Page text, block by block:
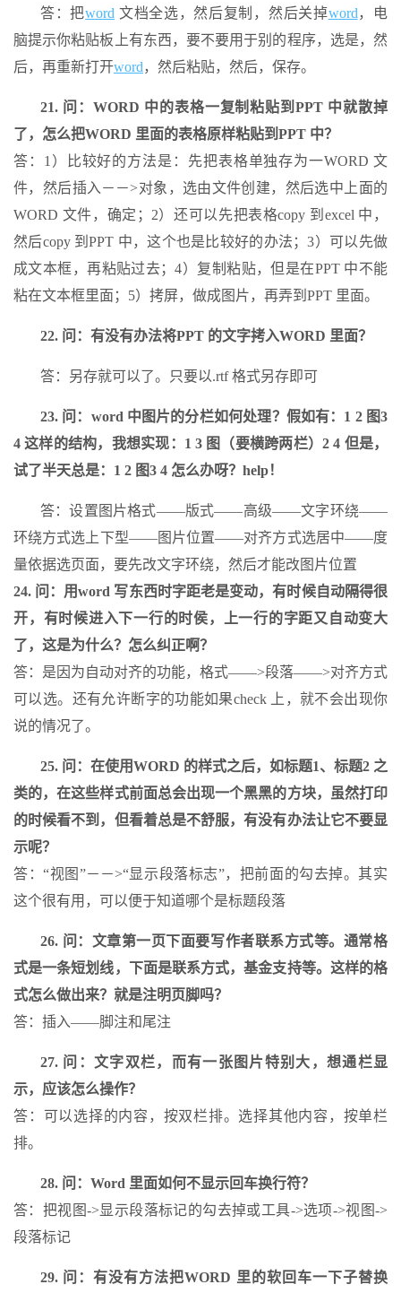
11. 问：如何将word 文档里的繁体字改为简化字？
答：工具―语言―中文简繁转换。
12. 问：怎样微调WORD 表格线？WORD 表格上下竖线不能对齐，用鼠标拖
答：选定上下两个单元格，然后指定其宽度就可以对齐了，再怎么拉都行
13. 问：怎样微调 word 表格线？我的 word 表格上下竖线不能对齐，用鼠
答：可以如下操作：●按住ctl 键还是shift，你have a try●double
14. 问：怎么把 word 文档里已经有的分页符去掉？
答：先在工具――> 选项―― 视图――> 格式标记，选中全部，然后就能够看
15. 问：Word 中下标的大小可以改的吗?
答：格式―字体
16. 问：Word 里怎么自动生成目录啊
答：用“格式>>样式和格式”编辑文章中的小标题，然后插入->索引和目录
答：可以自动生成的，插入索引目录。
18. 问：做目录的时候有什么办法时右边的页码对齐？比如： 1.1
答：画表格，然后把页码都放到一个格子里靠右或居中，然后让表格的线条
19. 问：怎样在 word 中将所有大写字母转为小写？比如一句全大写的转为
答：把word 文档全选，然后复制，然后关掉word，电
脑提示你粘贴板上有东西，要不要用于别的程序，选是，然
后，再重新打开word，然后粘贴，然后，保存。
21. 问：WORD 中的表格一复制粘贴到PPT 中就散掉
了，怎么把WORD 里面的表格原样粘贴到PPT 中？
答：1）比较好的方法是：先把表格单独存为一WORD 文
件，然后插入－－>对象，选由文件创建，然后选中上面的
WORD 文件，确定；2）还可以先把表格copy 到excel 中，
然后copy 到PPT 中，这个也是比较好的办法；3）可以先做
成文本框，再粘贴过去；4）复制粘贴，但是在PPT 中不能
粘在文本框里面；5）拷屏，做成图片，再弄到PPT 里面。
22. 问：有没有办法将PPT 的文字拷入WORD 里面？
答：另存就可以了。只要以.rtf 格式另存即可
23. 问：word 中图片的分栏如何处理？假如有：1 2 图3
4 这样的结构，我想实现：1 3 图（要横跨两栏）2 4 但是，
试了半天总是：1 2 图3 4 怎么办呀？help！
答：设置图片格式――版式――高级――文字环绕――
环绕方式选上下型――图片位置――对齐方式选居中――度
量依据选页面，要先改文字环绕，然后才能改图片位置
24. 问：用word 写东西时字距老是变动，有时候自动隔得很
开，有时候进入下一行的时侯，上一行的字距又自动变大
了，这是为什么？怎么纠正啊？
答：是因为自动对齐的功能，格式――>段落――>对齐方式
可以选。还有允许断字的功能如果check 上，就不会出现你
说的情况了。
25. 问：在使用WORD 的样式之后，如标题1、标题2 之
类的，在这些样式前面总会出现一个黑黑的方块，虽然打印
的时候看不到，但看着总是不舒服，有没有办法让它不要显
示呢？
答：“视图”－－>“显示段落标志”，把前面的勾去掉。其实
这个很有用，可以便于知道哪个是标题段落
26. 问：文章第一页下面要写作者联系方式等。通常格
式是一条短划线，下面是联系方式，基金支持等。这样的格
式怎么做出来？就是注明页脚吗？
答：插入――脚注和尾注
27. 问：文字双栏，而有一张图片特别大，想通栏显
示，应该怎么操作？
答：可以选择的内容，按双栏排。选择其他内容，按单栏
排。
28. 问：Word 里面如何不显示回车换行符？
答：把视图->显示段落标记的勾去掉或工具->选项->视图->
段落标记
29. 问：有没有方法把WORD 里的软回车一下子替换